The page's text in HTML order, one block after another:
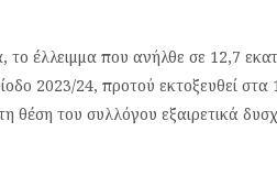
το έλλειμμα που ανήλθε σε 12,7
2023/24, προτού εκτοξευθεί
θέση του συλλόγου εξαιρετικά